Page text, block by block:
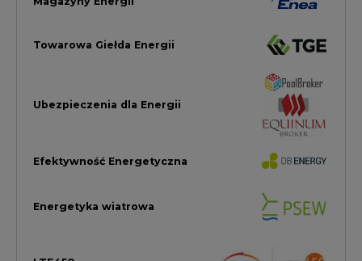
Zielona Transformacja / ESG
Elektromobilność